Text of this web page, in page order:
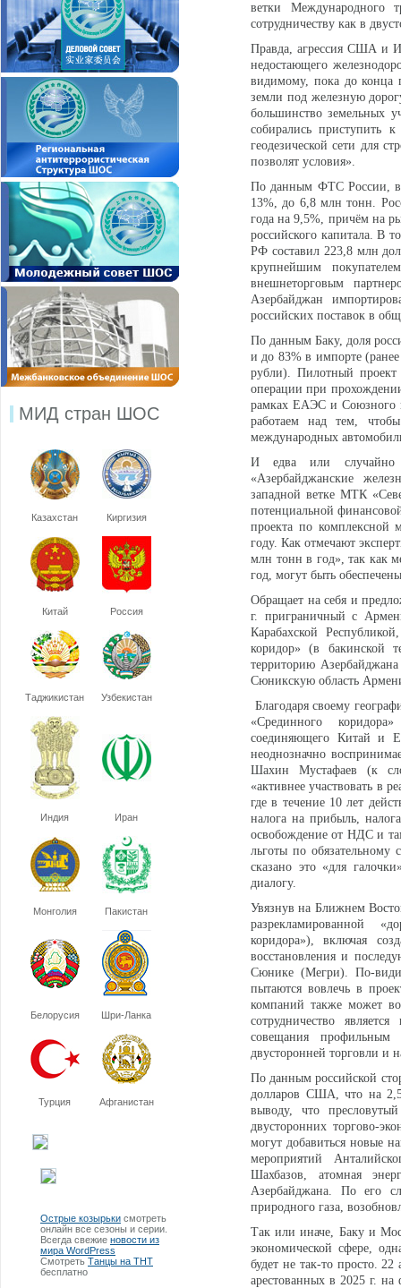
МИД стран ШОС
Казахстан Киргизия
Китай Россия
Таджикистан Узбекистан
Индия Иран
Монголия Пакистан
Белорусия Шри-Ланка
Турция Афганистан
Острые козырьки смотреть
онлайн все сезоны и серии.
Всегда свежие новости из
мира WordPress
Смотреть Танцы на ТНТ
бесплатно
ветки Международного
сотрудничеству как в
Правда, агрессия США и
недостающего
видимому, пока до конца
земли под железную
большинство земельных
собирались приступить
геодезической сети для
позволят условия».
По данным ФТС России, в
13%, до 6,8 млн тонн.
года на 9,5%, причём на
российского капитала. В
РФ составил 223,8 млн
крупнейшим
внешнеторговым
Азербайджан
российских поставок в
По данным Баку, доля
и до 83% в импорте
рубли). Пилотный
операции при
рамках ЕАЭС и Союзного
работаем над тем, чтобы
международных
И едва или случайно
«Азербайджанские
западной ветке МТК
потенциальной
проекта по комплексной
году. Как отмечают
млн тонн в год», так как
год, могут быть
Обращает на себя и
г. приграничный с
Карабахской
коридор» (в бакинской
территорию
Сюникскую область
Благодаря своему
«Срединного
соединяющего Китай и
неоднозначно
Шахин Мустафаев (к
«активнее участвовать в
где в течение 10 лет
налога на прибыль,
освобождение от НДС и
льготы по обязательному
сказано это «для
диалогу.
Увязнув на Ближнем
разрекламированной
коридора»), включая
восстановления и
Сюнике (Мегри). По-
пытаются вовлечь в
компаний также может
сотрудничество
совещания профильным
двусторонней торговли и
По данным российской
долларов США, что на
выводу, что
двусторонних торгово-
могут добавиться новые
мероприятий
Шахбазов, атомная
Азербайджана. По его
природного газа,
Так или иначе, Баку и
экономической сфере,
будет не так-то просто.
арестованных в 2025 г.